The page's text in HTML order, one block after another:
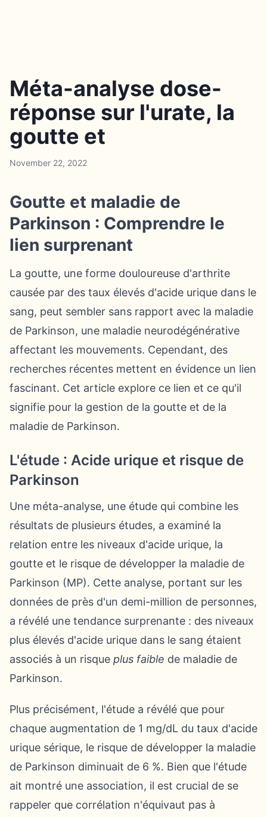
Méta-analyse dose-
réponse sur l'urate, la
goutte et
November 22, 2022
Goutte et maladie de
Parkinson : Comprendre le
lien surprenant
La goutte, une forme douloureuse d'arthrite
causée par des taux élevés d'acide urique dans le
sang, peut sembler sans rapport avec la maladie
de Parkinson, une maladie neurodégénérative
affectant les mouvements. Cependant, des
recherches récentes mettent en évidence un lien
fascinant. Cet article explore ce lien et ce qu'il
signifie pour la gestion de la goutte et de la
maladie de Parkinson.
L'étude : Acide urique et risque de
Parkinson
Une méta-analyse, une étude qui combine les
résultats de plusieurs études, a examiné la
relation entre les niveaux d'acide urique, la
goutte et le risque de développer la maladie de
Parkinson (MP). Cette analyse, portant sur les
données de près d'un demi-million de personnes,
a révélé une tendance surprenante : des niveaux
plus élevés d'acide urique dans le sang étaient
associés à un risque plus faible de maladie de
Parkinson.
Plus précisément, l'étude a révélé que pour
chaque augmentation de 1 mg/dL du taux d'acide
urique sérique, le risque de développer la maladie
de Parkinson diminuait de 6 %. Bien que l'étude
ait montré une association, il est crucial de se
rappeler que corrélation n'équivaut pas à